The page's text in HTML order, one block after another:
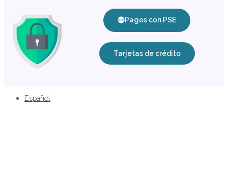
Pagos con PSE
Tarjetas de crédito
Español